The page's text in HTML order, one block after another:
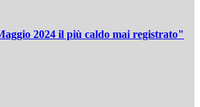
2024 il più caldo mai registrato"